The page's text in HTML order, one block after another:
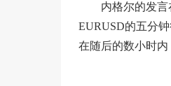
内格尔的发
EURUSD的五分
在随后的数小时内